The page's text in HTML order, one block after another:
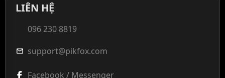
LIÊN HỆ
096 230 8819
mail support@pikfox.com
Facebook / Messenger